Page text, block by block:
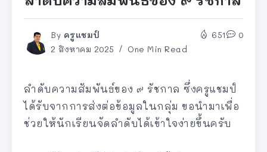
By ครูแชมป์
2 สิงหาคม 2025
One Min Read
651 0
ลำดับความสัมพันธ์ของ ๙ รัชกาล ซึ่งครูแชมป์
ได้รับจากการส่งต่อข้อมูลในกลุ่ม ขอนำมาเพื่อ
ช่วยให้นักเรียนจัดลำดับได้เข้าใจง่ายขึ้นครับ